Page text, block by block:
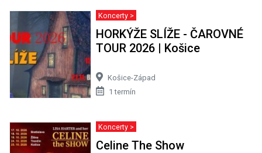
Koncerty >
HORKÝŽE SLÍŽE - ČAROVNÉ
TOUR 2026 | Košice
Košice-Západ
1 termín
Koncerty >
Celine The Show